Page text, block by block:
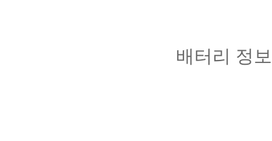
배터리 정